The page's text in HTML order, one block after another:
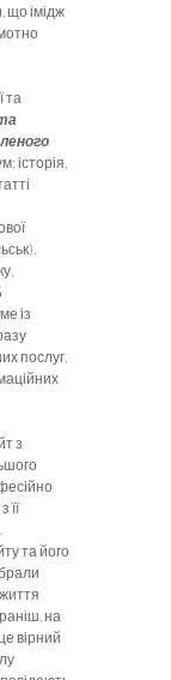
що імідж
та
історія,
із
послуг,
з
її
та його
на
вірний